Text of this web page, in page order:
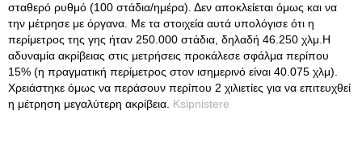
σταθερό ρυθμό (100 στάδια/ημέρα). Δεν αποκλείεται όμως και να
την μέτρησε με όργανα. Με τα στοιχεία αυτά υπολόγισε ότι η
περίμετρος της γης ήταν 250.000 στάδια, δηλαδή 46.250 χλμ.Η
αδυναμία ακρίβειας στις μετρήσεις προκάλεσε σφάλμα περίπου
15% (η πραγματική περίμετρος στον ισημερινό είναι 40.075 χλμ).
Χρειάστηκε όμως να περάσουν περίπου 2 χιλιετίες για να επιτευχθεί
η μέτρηση μεγαλύτερη ακρίβεια. Ksipnistere